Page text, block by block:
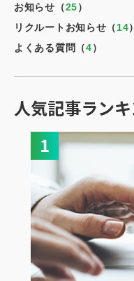
お知らせ（25）
リクルートお知らせ（14）
よくある質問（4）
人気記事ラン